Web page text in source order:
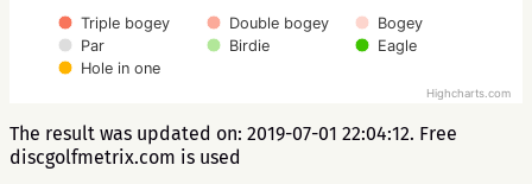
Triple bogey Double bogey
Bogey
Par
Birdie
Eagle
Hole in one
Highcharts.com
The result was updated on: 2019-07-01 22:04:12. Free
discgolfmetrix.com is used